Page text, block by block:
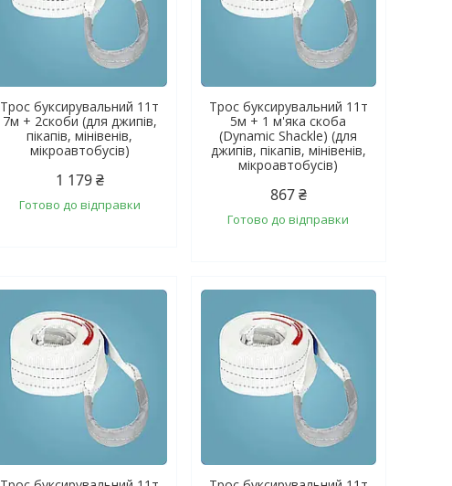
Трос буксирувальний 11т
7м + 2скоби (для джипів,
пікапів, мінівенів,
мікроавтобусів)
1 179 ₴
Готово до відправки
Трос буксирувальний 11т
5м + 1 м'яка скоба
(Dynamic Shackle) (для
джипів, пікапів, мінівенів,
мікроавтобусів)
867 ₴
Готово до відправки